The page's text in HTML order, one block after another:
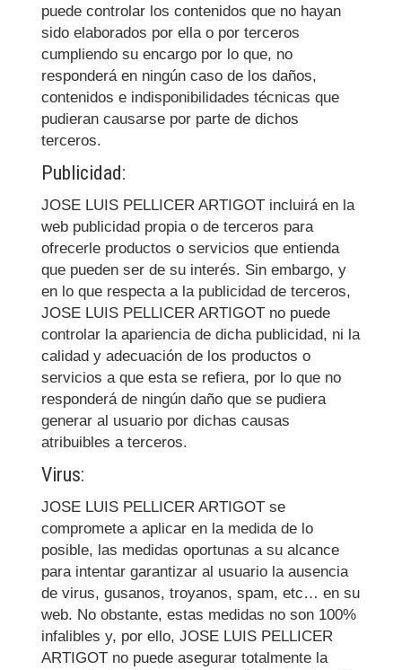
puede controlar los contenidos que no hayan
sido elaborados por ella o por terceros
cumpliendo su encargo por lo que, no
responderá en ningún caso de los daños,
contenidos e indisponibilidades técnicas que
pudieran causarse por parte de dichos
terceros.
Publicidad:
JOSE LUIS PELLICER ARTIGOT incluirá en la
web publicidad propia o de terceros para
ofrecerle productos o servicios que entienda
que pueden ser de su interés. Sin embargo, y
en lo que respecta a la publicidad de terceros,
JOSE LUIS PELLICER ARTIGOT no puede
controlar la apariencia de dicha publicidad, ni la
calidad y adecuación de los productos o
servicios a que esta se refiera, por lo que no
responderá de ningún daño que se pudiera
generar al usuario por dichas causas
atribuibles a terceros.
Virus:
JOSE LUIS PELLICER ARTIGOT se
compromete a aplicar en la medida de lo
posible, las medidas oportunas a su alcance
para intentar garantizar al usuario la ausencia
de virus, gusanos, troyanos, spam, etc… en su
web. No obstante, estas medidas no son 100%
infalibles y, por ello, JOSE LUIS PELLICER
ARTIGOT no puede asegurar totalmente la